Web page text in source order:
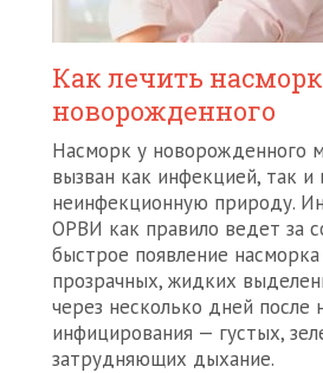
Как лечить
новорожденного
Насморк у новорожденного
вызван как инфекцией, так и
неинфекционную природу.
ОРВИ как правило ведет за
быстрое появление
прозрачных, жидких
через несколько дней после
инфицирования — густых,
затрудняющих дыхание.